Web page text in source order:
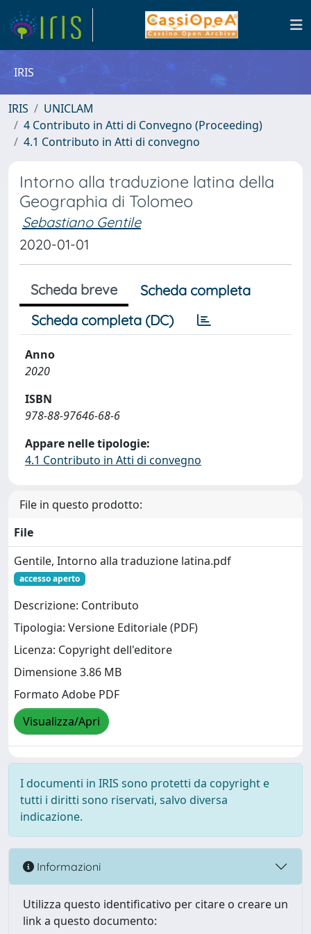
IRIS
IRIS
UNICLAM
4 Contributo in Atti di Convegno (Proceeding)
4.1 Contributo in Atti di convegno
Intorno alla traduzione latina della
Geographia di Tolomeo
Sebastiano Gentile
2020-01-01
Scheda breve
Scheda completa
Scheda completa (DC)
Anno
2020
ISBN
978-88-97646-68-6
Appare nelle tipologie:
4.1 Contributo in Atti di convegno
File in questo prodotto:
File
Gentile, Intorno alla traduzione latina.pdf
accesso aperto
Descrizione: Contributo
Tipologia: Versione Editoriale (PDF)
Licenza: Copyright dell'editore
Dimensione 3.86 MB
Formato Adobe PDF
Visualizza/Apri
I documenti in IRIS sono protetti da copyright e
tutti i diritti sono riservati, salvo diversa
indicazione.
Informazioni
Utilizza questo identificativo per citare o creare un
link a questo documento: